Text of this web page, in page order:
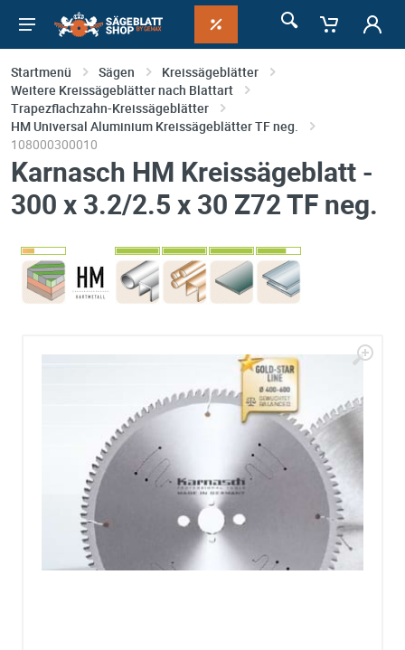
Startmenü Sägen
Kreissägeblätter
Weitere Kreissägeblätter nach Blattart
Trapezflachzahn-Kreissägeblätter
HM Universal Aluminium Kreissägeblätter TF neg.
108000300010
Karnasch HM Kreissägeblatt -
300 x 3.2/2.5 x 30 Z72 TF neg.